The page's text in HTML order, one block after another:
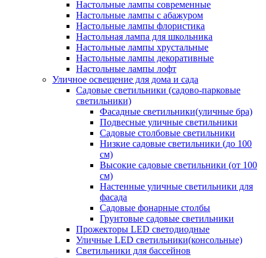
Настольные лампы современные
Настольные лампы с абажуром
Настольные лампы флористика
Настольная лампа для школьника
Настольные лампы хрустальные
Настольные лампы декоративные
Настольные лампы лофт
Уличное освещение для дома и сада
Садовые светильники (садово-парковые
светильники)
Фасадные светильники(уличные бра)
Подвесные уличные светильники
Садовые столбовые светильники
Низкие садовые светильники (до 100
см)
Высокие садовые светильники (от 100
см)
Настенные уличные светильники для
фасада
Садовые фонарные столбы
Грунтовые садовые светильники
Прожекторы LED светодиодные
Уличные LED светильники(консольные)
Светильники для бассейнов